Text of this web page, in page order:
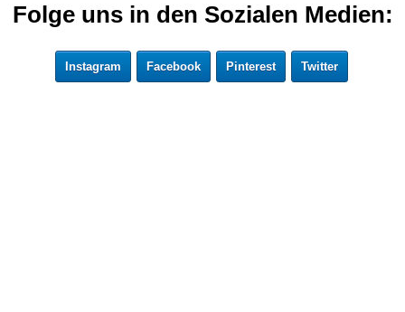
Folge uns in den Sozialen Medien:
Instagram Facebook Pinterest Twitter